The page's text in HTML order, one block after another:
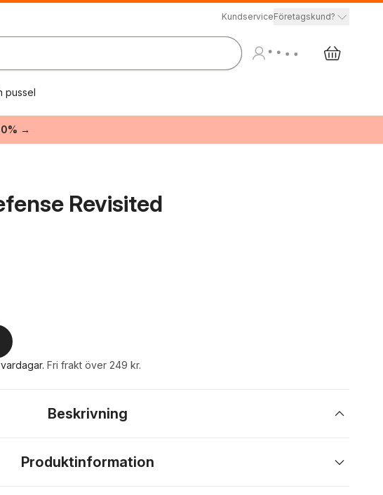
KundserviceFöretagskund?
pussel
→
Revisited
. Fri frakt över 249 kr.
Beskrivning
Produktinformation